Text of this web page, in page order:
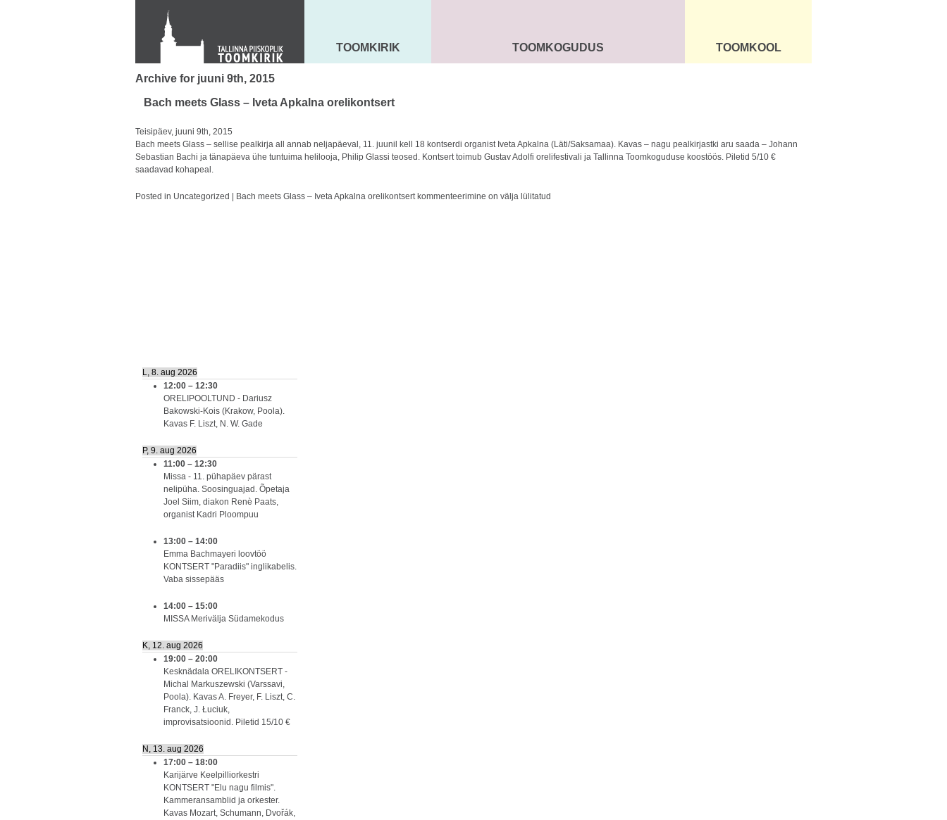
KONTAKT
Toom-Kooli 6, 10130 TALLINN
tallinna.toom@eelk.ee
MAARJA KIRIK
TOOMKIRIK SEENIORID KOGUDUS
TOOMKOGUDUS ÜLDINFO
TOOMKOOL
Archive for juuni 9th, 2015
Bach meets Glass – Iveta Apkalna orelikontsert
Teisipäev, juuni 9th, 2015
Bach meets Glass – sellise pealkirja all annab neljapäeval, 11. juunil kell 18 kontserdi organist Iveta Apkalna (Läti/Saksamaa). Kavas – nagu pealkirjastki aru saada – Johann
Sebastian Bachi ja tänapäeva ühe tuntuima helilooja, Philip Glassi teosed. Kontsert toimub Gustav Adolfi orelifestivali ja Tallinna Toomkoguduse koostöös. Piletid 5/10 €
saadavad kohapeal.
Posted in Uncategorized Bach meets Glass – Iveta Apkalna orelikontsertkommenteerimine on välja lülitatud
L, 8. aug 2026
12:00 – 12:30
ORELIPOOLTUND - Dariusz
Bakowski-Kois (Krakow, Poola).
Kavas F. Liszt, N. W. Gade
P, 9. aug 2026
11:00 – 12:30
Missa - 11. pühapäev pärast
nelipüha. Soosinguajad. Õpetaja
Joel Siim, diakon Renè Paats,
organist Kadri Ploompuu
13:00 – 14:00
Emma Bachmayeri loovtöö
KONTSERT "Paradiis" inglikabelis.
Vaba sissepääs
14:00 – 15:00
MISSA Merivälja Südamekodus
K, 12. aug 2026
19:00 – 20:00
Kesknädala ORELIKONTSERT -
Michal Markuszewski (Varssavi,
Poola). Kavas A. Freyer, F. Liszt, C.
Franck, J. Łuciuk,
improvisatsioonid. Piletid 15/10 €
N, 13. aug 2026
17:00 – 18:00
Karijärve Keelpilliorkestri
KONTSERT "Elu nagu filmis".
Kammeransamblid ja orkester.
Kavas Mozart, Schumann, Dvořák,